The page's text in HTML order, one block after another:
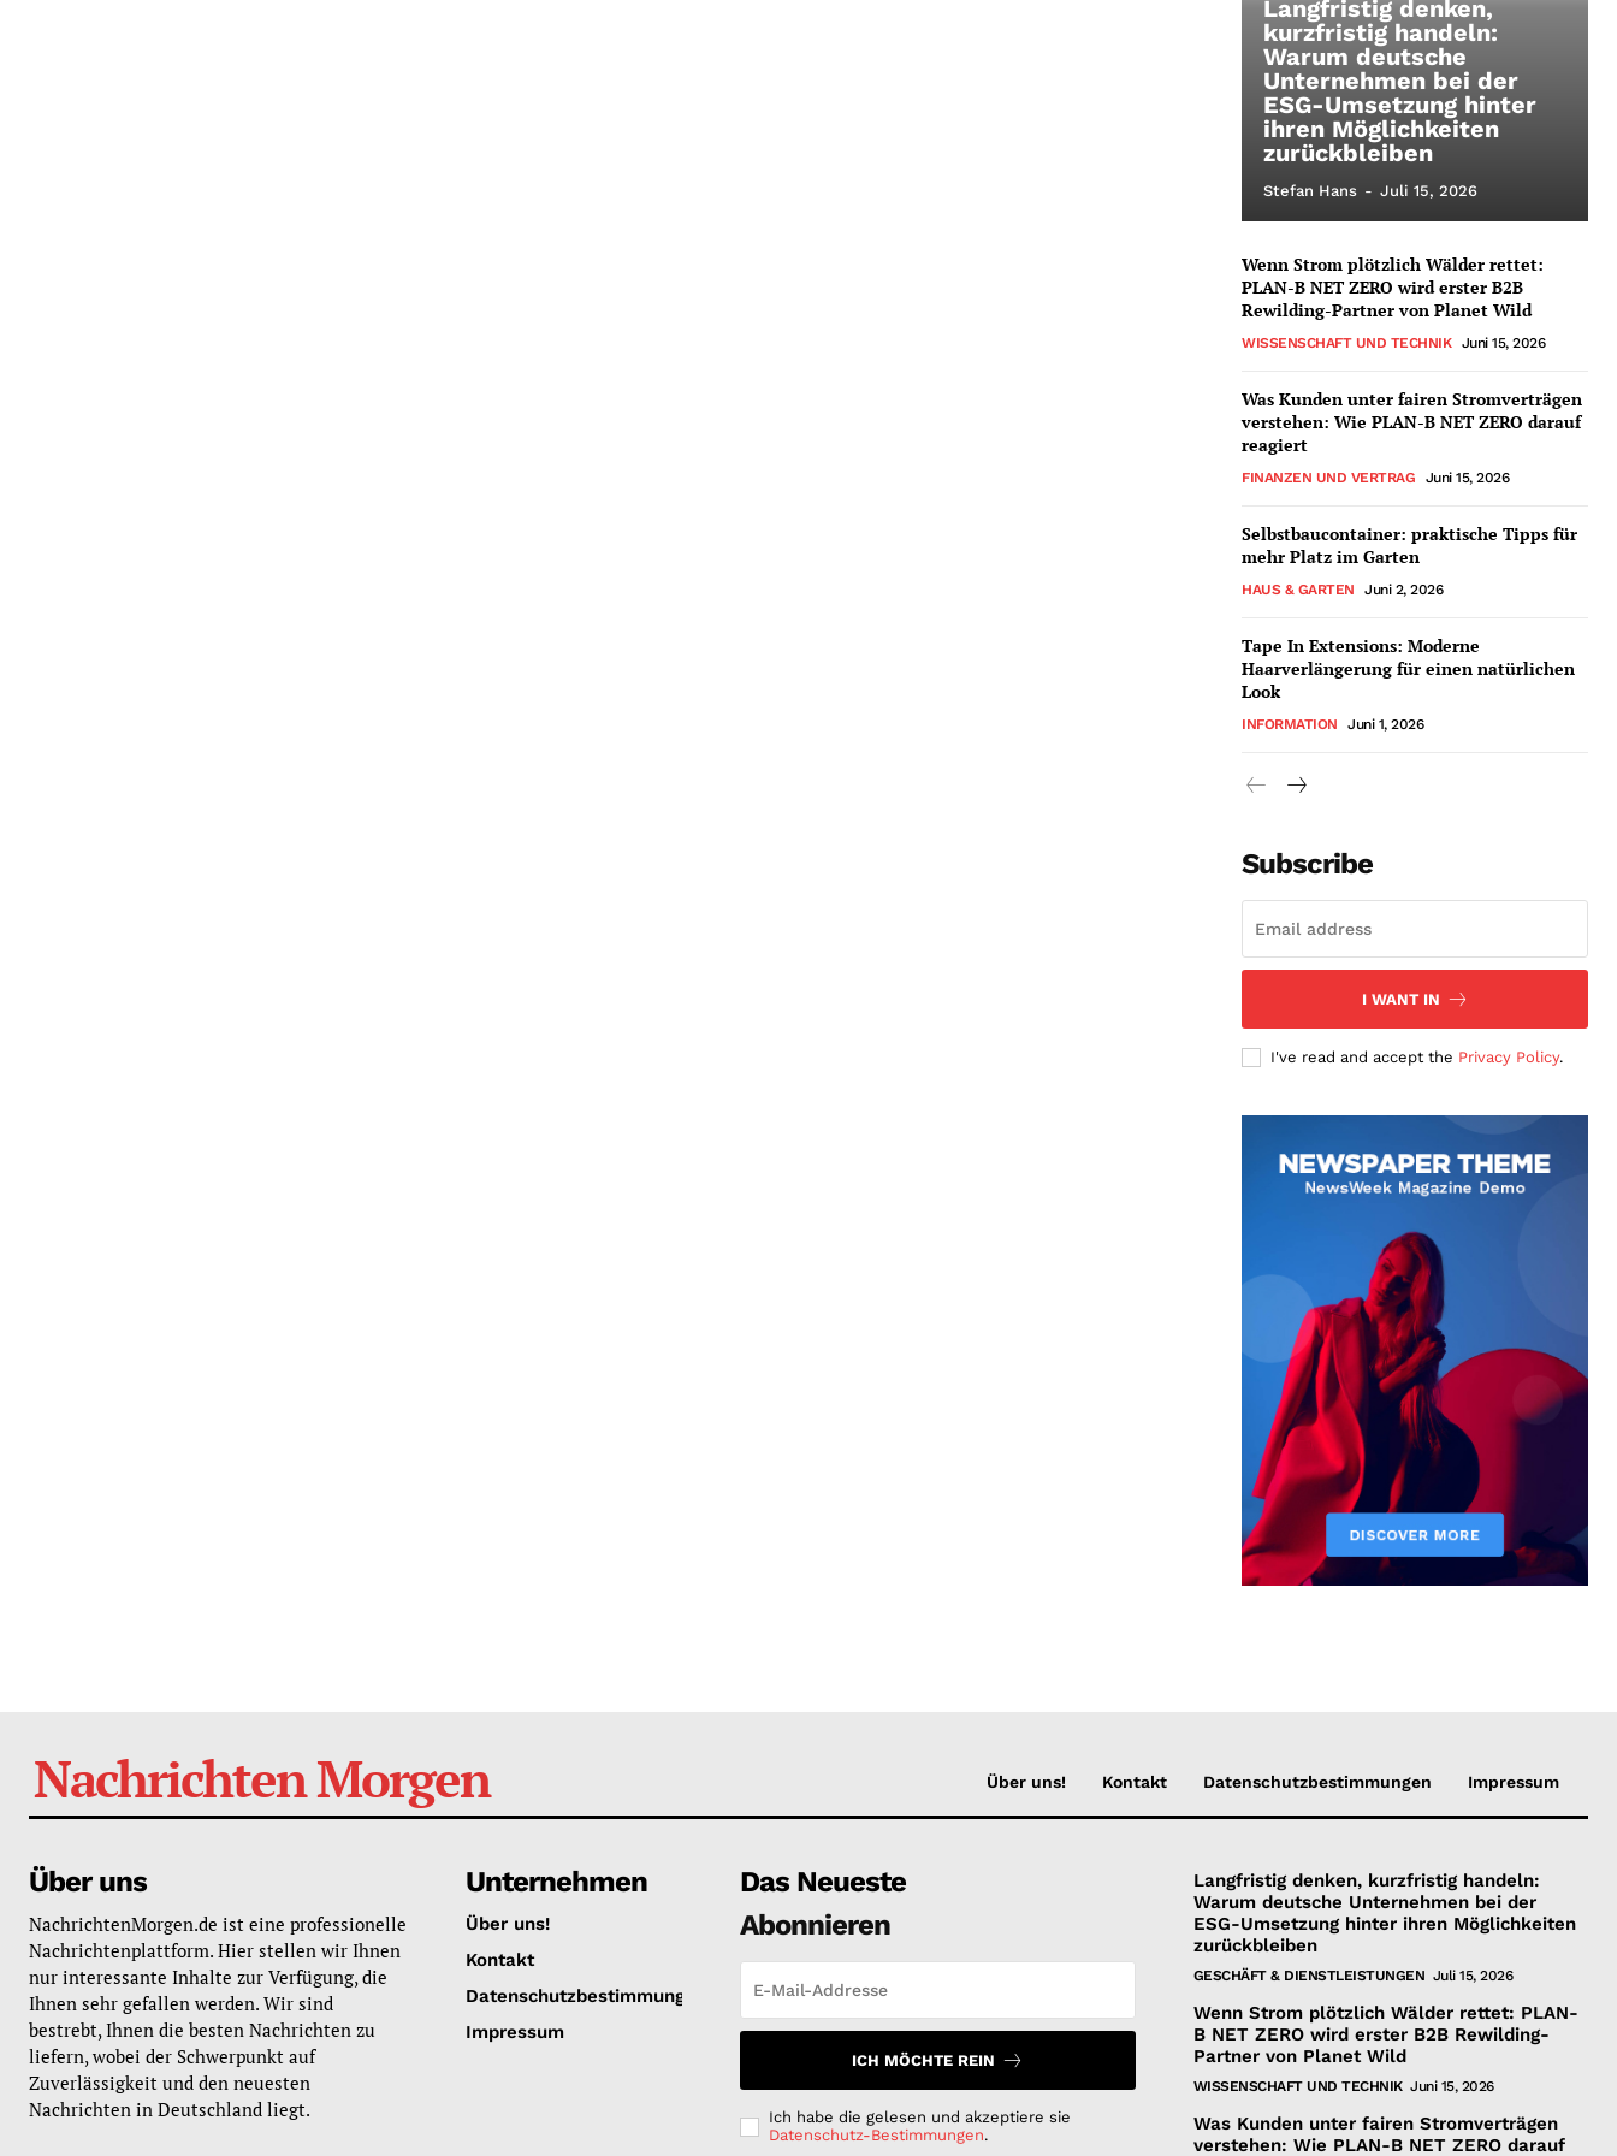
Langfristig denken,
kurzfristig handeln:
Warum deutsche
Unternehmen bei der
ESG-Umsetzung hinter
ihren Möglichkeiten
zurückbleiben
Stefan Hans - Juli 15, 2026
Wenn Strom plötzlich Wälder rettet:
PLAN-B NET ZERO wird erster B2B
Rewilding-Partner von Planet Wild
WISSENSCHAFT UND TECHNIK Juni 15, 2026
Was Kunden unter fairen Stromverträgen
verstehen: Wie PLAN-B NET ZERO darauf
reagiert
FINANZEN UND VERTRAG Juni 15, 2026
Selbstbaucontainer: praktische Tipps für
mehr Platz im Garten
HAUS & GARTEN Juni 2, 2026
Tape In Extensions: Moderne
Haarverlängerung für einen natürlichen
Look
INFORMATION Juni 1, 2026
Subscribe
I WANT IN
I've read and accept the Privacy Policy.
Nachrichten Morgen Über uns! Kontakt Datenschutzbestimmungen Impressum
Über uns
NachrichtenMorgen.de ist eine professionelle
Nachrichtenplattform. Hier stellen wir Ihnen
nur interessante Inhalte zur Verfügung, die
Ihnen sehr gefallen werden. Wir sind
bestrebt, Ihnen die besten Nachrichten zu
liefern, wobei der Schwerpunkt auf
Zuverlässigkeit und den neuesten
Nachrichten in Deutschland liegt.
Unternehmen
Über uns!
Kontakt
Datenschutzbestimmungen
Impressum
Das Neueste
Abonnieren
ICH MÖCHTE REIN
Ich habe die gelesen und akzeptiere sie
Datenschutz-Bestimmungen.
Langfristig denken, kurzfristig handeln:
Warum deutsche Unternehmen bei der
ESG-Umsetzung hinter ihren Möglichkeiten
zurückbleiben
GESCHÄFT & DIENSTLEISTUNGEN Juli 15, 2026
Wenn Strom plötzlich Wälder rettet: PLAN-
B NET ZERO wird erster B2B Rewilding-
Partner von Planet Wild
WISSENSCHAFT UND TECHNIK Juni 15, 2026
Was Kunden unter fairen Stromverträgen
verstehen: Wie PLAN-B NET ZERO darauf